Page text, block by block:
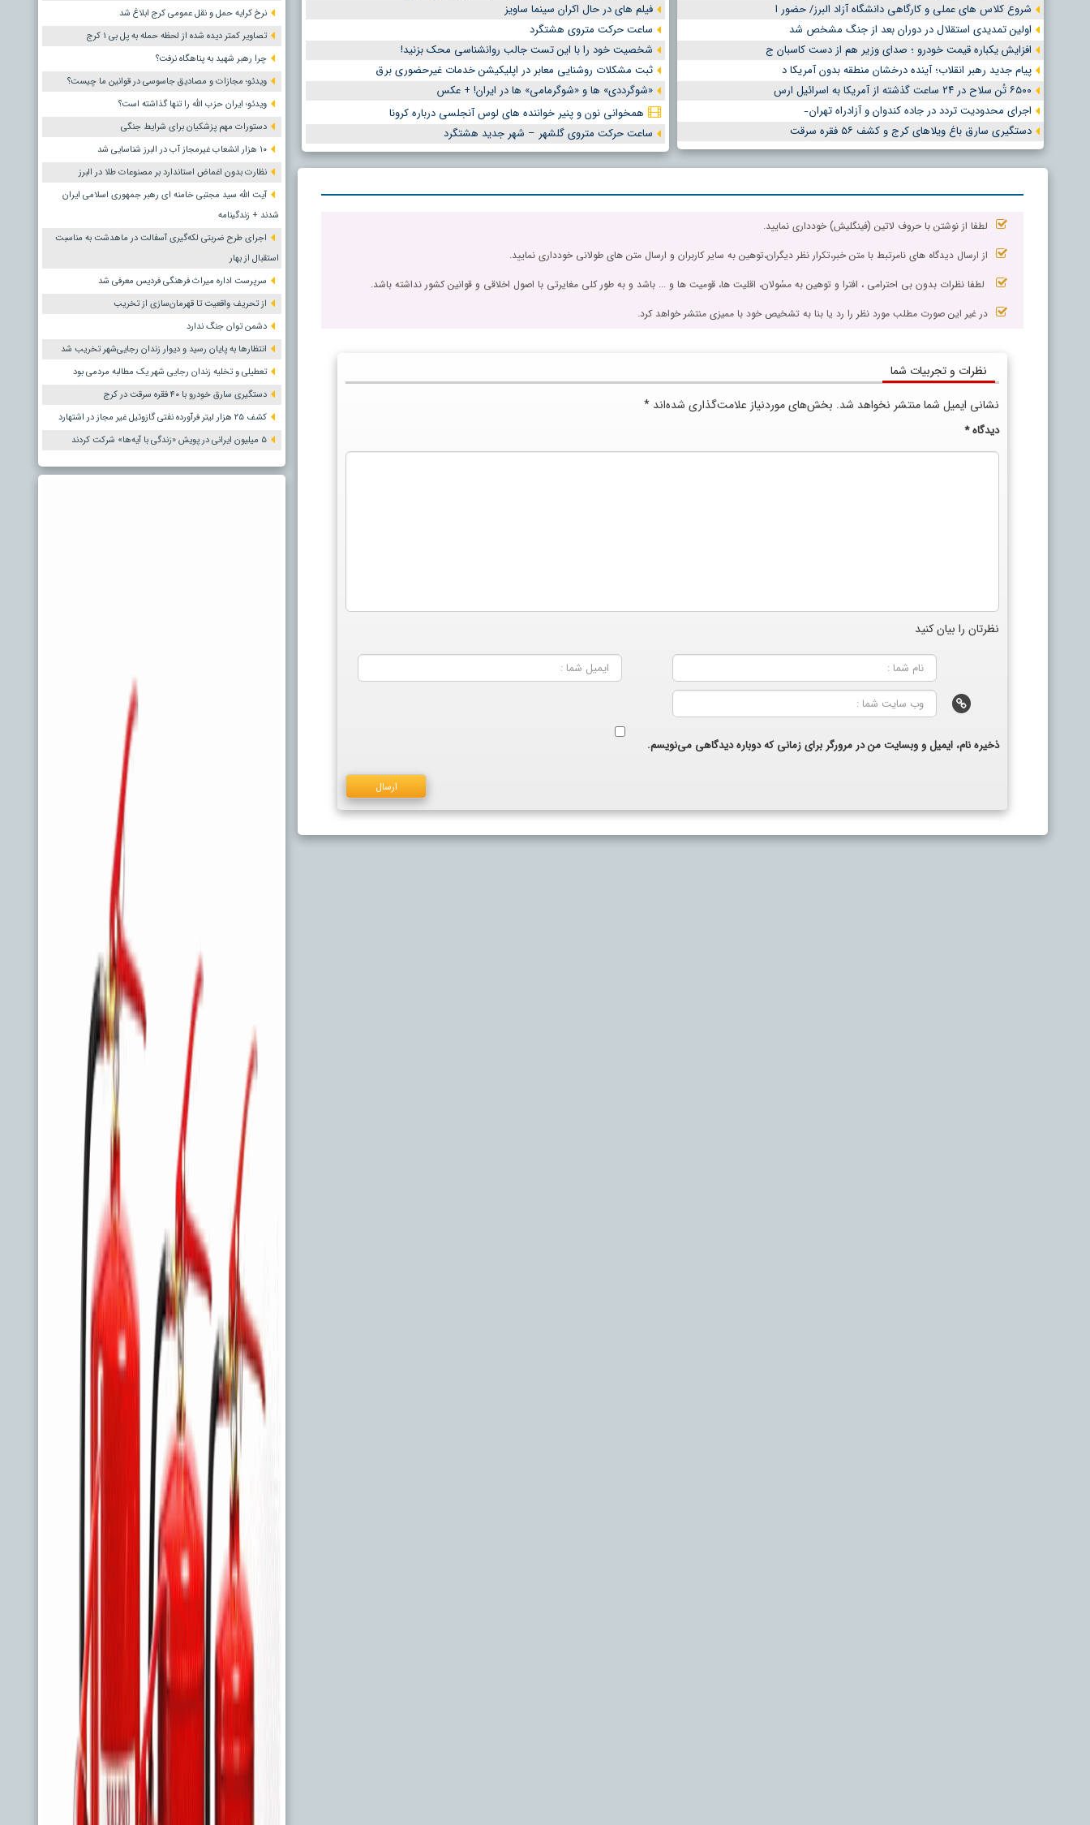
شروع کلاس های عملی و کارگاهی دانشگاه آزاد البرز/ حضور ا
اولین تمدیدی استقلال در دوران بعد از جنگ مشخص شد
افزایش یکباره قیمت خودرو ؛ صدای وزیر هم از دست کاسبان ج
پیام جدید رهبر انقلاب؛ آینده درخشان منطقه بدون آمریکا د
۶۵۰۰ تُن سلاح در ۲۴ ساعت گذشته از آمریکا به اسرائیل ارس
اجرای محدودیت تردد در جاده کندوان و آزادراه تهران ̵
دستگیری سارق باغ ویلاهای کرج و کشف ۵۶ فقره سرقت
فیلم های در حال اکران سینما ساویز
ساعت حرکت متروی هشتگرد
شخصیت خود را با این تست جالب روانشناسی محک بزنید!
ثبت مشکلات روشنایی معابر در اپلیکیشن خدمات غیرحضوری برق
«شوگرددی» ها و «شوگرمامی» ها در ایران! + عکس
همخوانی نون و پنیر خواننده های لوس آنجلسی درباره کرونا
ساعت حرکت متروی گلشهر – شهر جدید هشتگرد
لطفا از نوشتن با حروف لاتین (فینگلیش) خودداری نمایید.
از ارسال دیدگاه های نامرتبط با متن خبر،تکرار نظر دیگران،توهین به سایر کاربران و ارسال متن های طولانی خودداری نمایید.
لطفا نظرات بدون بی احترامی ، افترا و توهین به مسٔولان، اقلیت ها، قومیت ها و ... باشد و به طور کلی مغایرتی با اصول اخلاقی و قوانین کشور نداشته باشد.
در غیر این صورت مطلب مورد نظر را رد یا بنا به تشخیص خود با ممیزی منتشر خواهد کرد.
نظرات و تجربیات شما
نشانی ایمیل شما منتشر نخواهد شد. بخش‌های موردنیاز علامت‌گذاری شده‌اند *
دیدگاه*
نظرتان را بیان کنید
ذخیره نام، ایمیل و وبسایت من در مرورگر برای زمانی که دوباره دیدگاهی می‌نویسم.
نرخ کرایه حمل و نقل عمومی کرج ابلاغ شد
تصاویر کمتر دیده شده از لحظه حمله به پل بی ۱ کرج
چرا رهبر شهید به پناهگاه نرفت؟
ویدئو؛ مجازات و مصادیق جاسوسی در قوانین ما چیست؟
ویدئو؛ ایران حزب الله را تنها گذاشته است؟
دستورات مهم پزشکیان برای شرایط جنگی
۱۰ هزار انشعاب غیرمجاز آب در البرز شناسایی شد
نظارت بدون اغماض استاندارد بر مصنوعات طلا در البرز
آیت الله سید مجتبی خامنه ای رهبر جمهوری اسلامی ایران
شدند + زندگینامه
اجرای طرح ضربتی لکه‌گیری آسفالت در ماهدشت به مناسبت
استقبال از بهار
سرپرست اداره میراث فرهنگی فردیس معرفی شد
از تحریف واقعیت تا قهرمان‌سازی از تخریب
دشمن توان جنگ ندارد
انتظارها به پایان رسید و دیوار زندان رجایی‌شهر تخریب شد
تعطیلی و تخلیه زندان رجایی شهر یک مطالبه مردمی بود
دستگیری سارق خودرو با ۴۰ فقره سرقت در کرج
کشف ۲۵ هزار لیتر فرآورده نفتی گازوئیل غیر مجاز در اشتهارد
۵ میلیون ایرانی در پویش «زندگی با آیه‌ها» شرکت کردند